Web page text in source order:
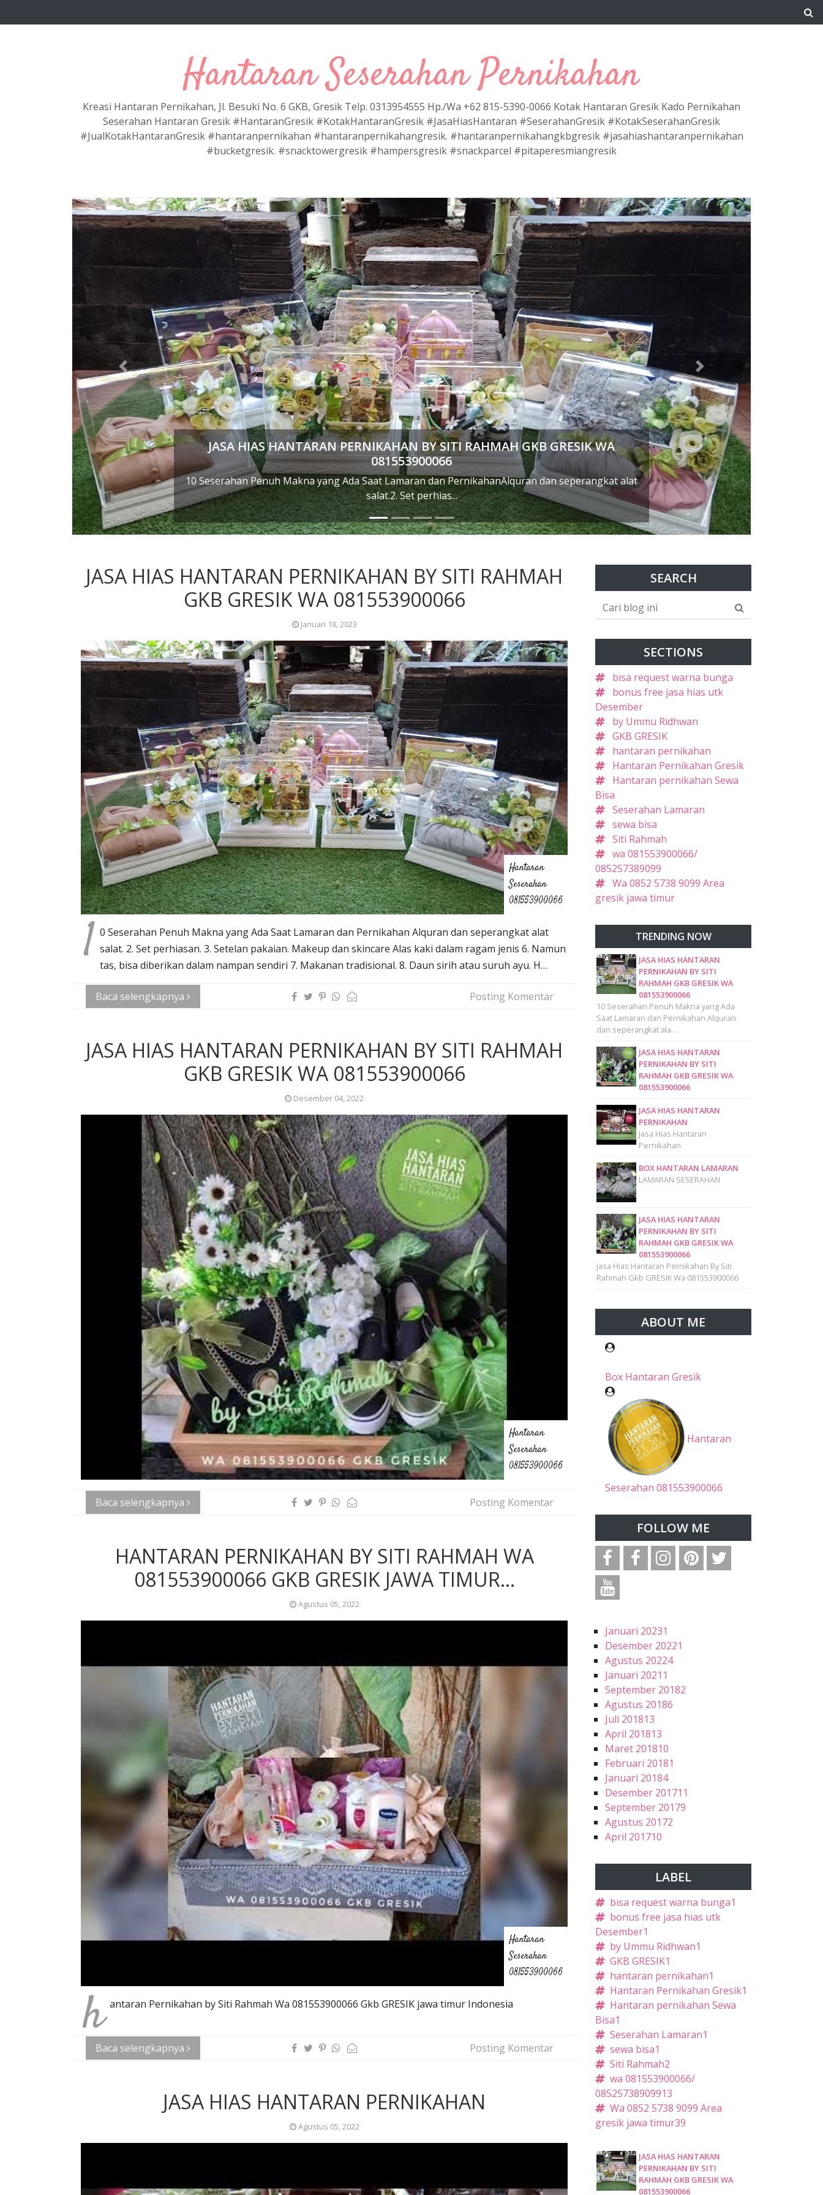
Hantaran Seserahan Pernikahan
Kreasi Hantaran Pernikahan, Jl. Besuki No. 6 GKB, Gresik Telp. 0313954555 Hp./Wa +62 815-5390-0066 Kotak Hantaran Gresik Kado Pernikahan
Seserahan Hantaran Gresik #HantaranGresik #KotakHantaranGresik #JasaHiasHantaran #SeserahanGresik #KotakSeserahanGresik
#JualKotakHantaranGresik #hantaranpernikahan #hantaranpernikahangresik. #hantaranpernikahangkbgresik #jasahiashantaranpernikahan
#bucketgresik. #snacktowergresik #hampersgresik #snackparcel #pitaperesmiangresik
Jasa Hias Hantaran Pernikahan By Siti Rahmah Gkb GRESIK Wa
081553900066
...
Previous Next
JASA HIAS HANTARAN PERNIKAHAN BY SITI RAHMAH
GKB GRESIK WA 081553900066
Januari 18, 2023
Hantaran
Seserahan
081553900066
1 0 Seserahan Penuh Makna yang Ada Saat Lamaran dan Pernikahan Alquran dan seperangkat alat
salat. 2. Set perhiasan. 3. Setelan pakaian. Makeup dan skincare Alas kaki dalam ragam jenis 6. Namun
tas, bisa diberikan dalam nampan sendiri 7. Makanan tradisional. 8. Daun sirih atau suruh ayu. H…
Baca selengkapnya Posting Komentar
JASA HIAS HANTARAN PERNIKAHAN BY SITI RAHMAH
GKB GRESIK WA 081553900066
Desember 04, 2022
Hantaran
Seserahan
081553900066
Baca selengkapnya Posting Komentar
HANTARAN PERNIKAHAN BY SITI RAHMAH WA
081553900066 GKB GRESIK JAWA TIMUR...
Agustus 05, 2022
Hantaran
Seserahan
081553900066
h antaran Pernikahan by Siti Rahmah Wa 081553900066 Gkb GRESIK jawa timur Indonesia
Baca selengkapnya Posting Komentar
JASA HIAS HANTARAN PERNIKAHAN
Agustus 05, 2022
SEARCH
SECTIONS
bisa request warna bunga
bonus free jasa hias utk
Desember
by Ummu Ridhwan
GKB GRESIK
hantaran pernikahan
Hantaran Pernikahan Gresik
Hantaran pernikahan Sewa
Bisa
Seserahan Lamaran
sewa bisa
Siti Rahmah
wa 081553900066/
085257389099
Wa 0852 5738 9099 Area
gresik jawa timur
TRENDING NOW
JASA HIAS HANTARAN
PERNIKAHAN BY SITI
RAHMAH GKB GRESIK WA
081553900066
10 Seserahan Penuh Makna yang Ada
Saat Lamaran dan Pernikahan Alquran
dan seperangkat ala…
JASA HIAS HANTARAN
PERNIKAHAN BY SITI
RAHMAH GKB GRESIK WA
081553900066
JASA HIAS HANTARAN
PERNIKAHAN
Jasa Hias Hantaran
Pernikahan
BOX HANTARAN LAMARAN
LAMARAN SESERAHAN
JASA HIAS HANTARAN
PERNIKAHAN BY SITI
RAHMAH GKB GRESIK WA
081553900066
Jasa Hias Hantaran Pernikahan By Siti
Rahmah Gkb GRESIK Wa 081553900066
ABOUT ME
Box Hantaran Gresik
Hantaran
Seserahan 081553900066
FOLLOW ME
Januari 20231
Desember 20221
Agustus 20224
Januari 2021 1
September 20182
Agustus 20186
Juli 201813
April 201813
Maret 201810
Februari 20181
Januari 20184
Desember 201711
September 20179
Agustus 20172
April 201710
LABEL
bisa request warna bunga1
bonus free jasa hias utk
Desember1
by Ummu Ridhwan1
GKB GRESIK1
hantaran pernikahan1
Hantaran Pernikahan Gresik1
Hantaran pernikahan Sewa
Bisa1
Seserahan Lamaran1
sewa bisa1
Siti Rahmah2
wa 081553900066/
08525738909913
Wa 0852 5738 9099 Area
gresik jawa timur39
JASA HIAS HANTARAN
PERNIKAHAN BY SITI
RAHMAH GKB GRESIK WA
081553900066